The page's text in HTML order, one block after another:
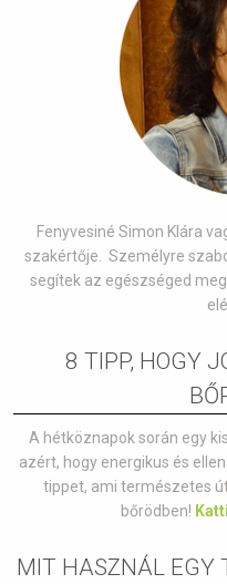
Fenyvesiné Simon Klára
szakértője. Személyre
segítek az egészséged
8 TIPP, HOGY
A hétköznapok során egy
azért, hogy energikus és
tippet, ami természetes
bőrödben!
MIT HASZNÁL EGY